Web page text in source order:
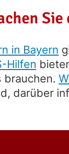
in Bayern
Hilfen
brauchen.
darüber